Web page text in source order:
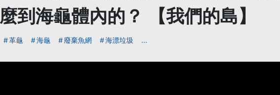
麼到海龜體內的？ 【我們的島】
革龜 海龜 廢棄魚網 海漂垃圾 ...